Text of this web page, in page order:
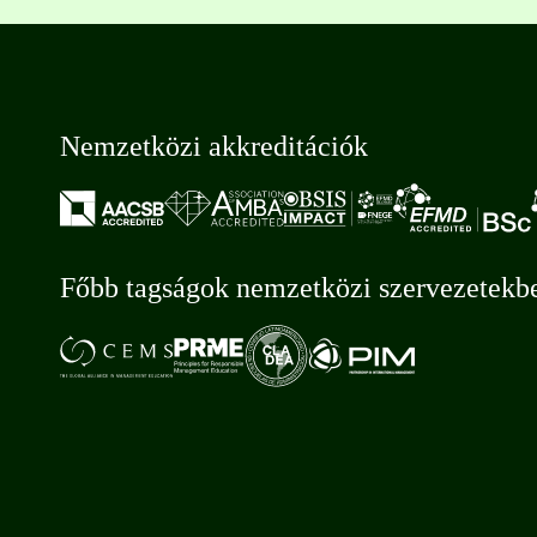
Nemzetközi akkreditációk
Főbb tagságok nemzetközi